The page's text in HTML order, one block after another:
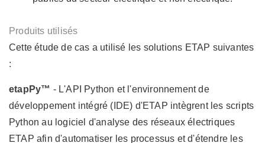
Produits utilisés
Cette étude de cas a utilisé les solutions ETAP suivantes
:
etapPy™ - L'API Python et l'environnement de
développement intégré (IDE) d'ETAP intègrent les scripts
Python au logiciel d'analyse des réseaux électriques
ETAP afin d'automatiser les processus et d'étendre les